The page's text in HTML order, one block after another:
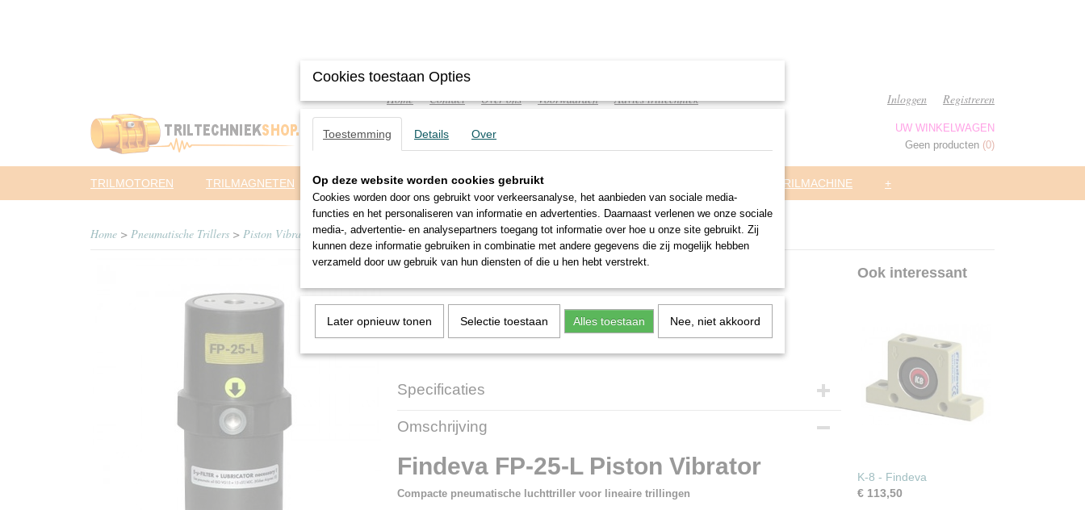
Home Contact Over ons Voorwaarden Advies triltechniek Inloggen Registreren
UW WINKELWAGEN
Geen producten (0)
TRILMOTOREN TRILMAGNETEN PNEUMATISCHE TRILLERS TRILTAFELS TRILMACHINE +
Home > Pneumatische Trillers > Piston Vibrator (FP-serie)>FP-25-L
FP-25-L
€ 260,00
Levertijd 2 tot 3 werkdagen
Specificaties
Productcode
Bruto gewicht
Omschrijving
Findeva FP-25-L Piston Vibrator
Compacte pneumatische luchttriller voor lineaire trillingen
Ook interessant
K-8 - Findeva
€ 113,50
Cookies toestaan Opties
Toestemming Details Over
Op deze website worden cookies gebruikt
Cookies worden door ons gebruikt voor verkeersanalyse, het aanbieden van sociale media-
functies en het personaliseren van informatie en advertenties. Daarnaast verlenen we onze sociale
media-, advertentie- en analysepartners toegang tot informatie over hoe u onze site gebruikt. Zij
kunnen deze informatie gebruiken in combinatie met andere gegevens die zij mogelijk hebben
verzameld door uw gebruik van hun diensten of die u hen hebt verstrekt.
Later opnieuw tonen Selectie toestaan Alles toestaan Nee, niet akkoord